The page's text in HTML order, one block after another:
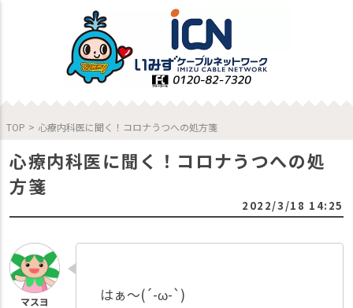
TOP > 心療内科医に聞く！コロナうつへの処方箋
心療内科医に聞く！コロナうつへの処
方箋
2022/3/18 14:25
はぁ～(´-ω-`)